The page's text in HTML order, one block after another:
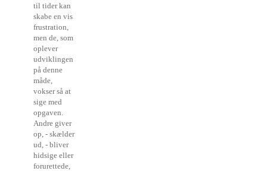
til tider kan
skabe en vis
frustration,
men de, som
oplever
udviklingen
på denne
måde,
vokser så at
sige med
opgaven.
Andre giver
op, - skælder
ud, - bliver
hidsige eller
forurettede,